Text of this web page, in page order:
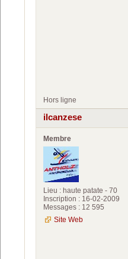
Hors ligne
ilcanzese
Membre
Lieu : haute patate - 70
Inscription : 16-02-2009
Messages : 12 595
Site Web